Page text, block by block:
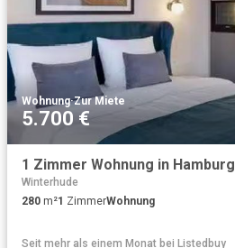
Wohnung·Zur Miete
5.700 €
1 Zimmer Wohnung in Hamburg
Winterhude
280 m²1 ZimmerWohnung
Seit mehr als einem Monat bei Listedbuy